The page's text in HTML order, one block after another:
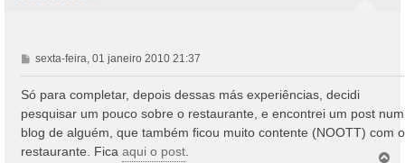
M
e
n
a
g
e
sexta-feira, 01 janeiro 2010 21:37
Só para completar, depois dessas más experiências, decidi
pesquisar um pouco sobre o restaurante, e encontrei um post num
blog de alguém, que também ficou muito contente (NOOTT) com o
restaurante. Fica aqui o post